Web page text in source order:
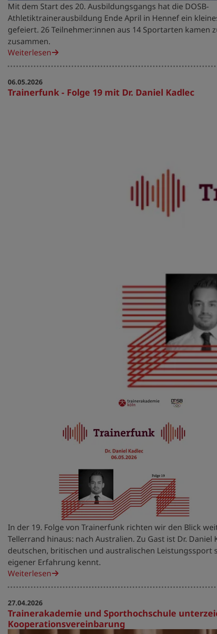
Mit dem Start des 20. Ausbildungsgangs hat die DOSB-
Athletiktrainerausbildung Ende April in Hennef ein
gefeiert. 26 Teilnehmer:innen aus 14 Sportarten kamen
zusammen.
Weiterlesen
Trainerfunk - Folge 19 mit Dr. Daniel Kadlec
06.05.2026
In der 19. Folge von Trainerfunk richten wir den Blick
Tellerrand hinaus: nach Australien. Zu Gast ist Dr. Daniel
deutschen, britischen und australischen Leistungssport
eigener Erfahrung kennt.
Weiterlesen
Trainerakademie und Sporthochschule
Kooperationsvereinbarung
27.04.2026